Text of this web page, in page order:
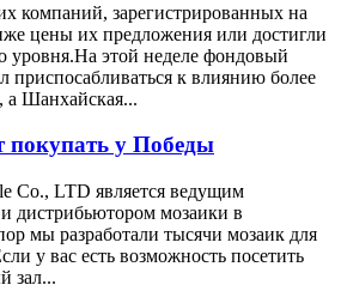
компаний, зарегистрированных на
цены их предложения или достигли
уровня.На этой неделе фондовый
приспосабливаться к влиянию более
а Шанхайская...
покупать у Победы
Co., LTD является ведущим
дистрибьютором мозаики в
мы разработали тысячи мозаик для
у вас есть возможность посетить
зал...